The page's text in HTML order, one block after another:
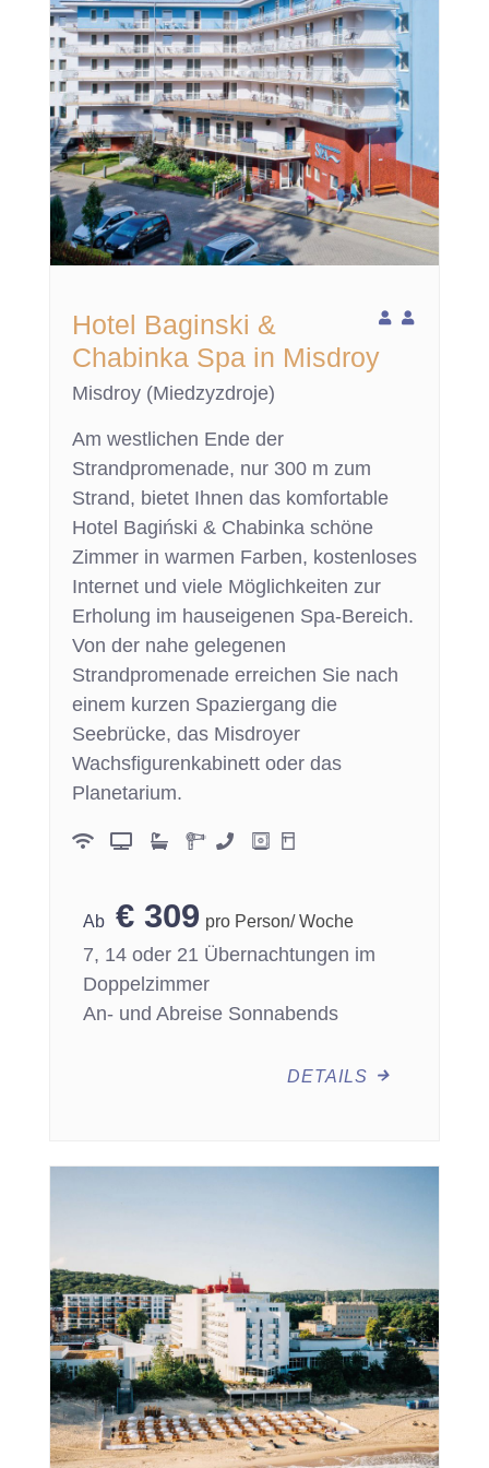
Hotel Baginski &
Chabinka Spa in Misdroy
Misdroy (Miedzyzdroje)
Am westlichen Ende der
Strandpromenade, nur 300 m zum
Strand, bietet Ihnen das komfortable
Hotel Bagiński & Chabinka schöne
Zimmer in warmen Farben, kostenloses
Internet und viele Möglichkeiten zur
Erholung im hauseigenen Spa-Bereich.
Von der nahe gelegenen
Strandpromenade erreichen Sie nach
einem kurzen Spaziergang die
Seebrücke, das Misdroyer
Wachsfigurenkabinett oder das
Planetarium.
€ 309 pro Person/ Woche
7, 14 oder 21 Übernachtungen im
Doppelzimmer
An- und Abreise Sonnabends
DETAILS